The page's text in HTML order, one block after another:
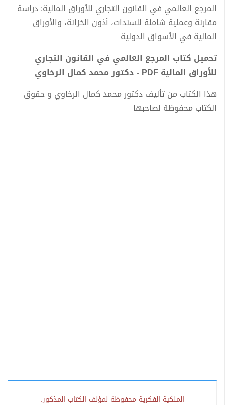
المرجع العالمي في القانون التجاري للأوراق المالية: دراسة
مقارنة وعملية شاملة للسندات، أذون الخزانة، والأوراق
المالية في الأسواق الدولية
تحميل كتاب المرجع العالمي في القانون التجاري
للأوراق المالية PDF - دكتور محمد كمال الرخاوي
هذا الكتاب من تأليف دكتور محمد كمال الرخاوي و حقوق
الكتاب محفوظة لصاحبها
الملكية الفكرية محفوظة لمؤلف الكتاب المذكور.